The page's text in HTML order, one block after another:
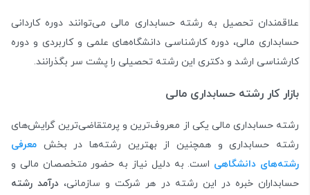
علاقمندان تحصیل به رشته حسابداری مالی می‌توانند دوره کاردانی
حسابداری مالی، دوره کارشناسی دانشگاه‌های علمی و کاربردی و دوره
کارشناسی ارشد و دکتری این رشته تحصیلی را پشت سر بگذرانند.
بازار کار رشته حسابداری مالی
رشته حسابداری مالی یکی از معروف‌ترین و پرمتقاضی‌ترین گرایش‌های
رشته حسابداری و همچنین از بهترین رشته‌ها در بخش معرفی
رشته‌های دانشگاهی است. به دلیل نیاز به حضور متخصصان مالی و
حسابداران خبره در این رشته در هر شرکت و سازمانی، درآمد رشته